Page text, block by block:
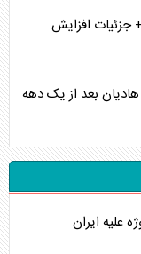
۱۴۰۵ اعلام شد + جزئیات افزایش
هادیان بعد از یک دهه
علیه ایران